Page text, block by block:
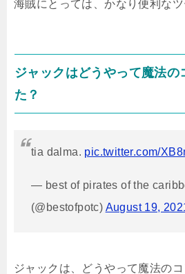
海賊にとっては、かなり便利なツ
ジャックはどうやって魔法
た？
tia dalma. pic.twitter.com/
— best of pirates of the
(@bestofpotc) August 19,
ジャックは、どうやって魔法の